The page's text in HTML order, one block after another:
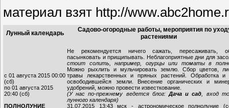
материал взят http://
Лунный календарь
Садово-огородные работы, мероприятия по
растениями
с 01 августа 2015 00:00
(сб)
по 01 августа 2015
20:40 (сб)
ПОЛНОЛУНИЕ
Не рекомендуется ничего сажать, пересаживать,
пасынковать и прищипывать. Неблагоприятные дни для
стоит солить, например, огурцы или томаты в
Можно рыхлить и мульчировать землю. Сбор цветов,
травы лекарственных и пряных растений. Обработка и
освободившейся земли. Внесение органических и
удобрений, можно провести известкование.
(У нас по-прежнему ведется блог:Дача и сад, вход
лунного календаря)
31.07.2015 13:43 мск - астрономическое полнолуние